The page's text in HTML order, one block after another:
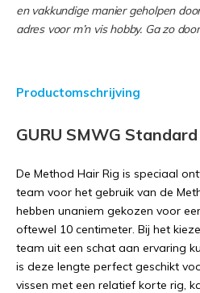
en vakkundige manier geholpen
adres voor m’n vis hobby. Ga zo
Productomschrijving
GURU SMWG
De Method Hair Rig is speciaal
team voor het gebruik van de
hebben unaniem gekozen voor
oftewel 10 centimeter. Bij het
team uit een schat aan ervaring
is deze lengte perfect geschikt
vissen met een relatief korte rig,